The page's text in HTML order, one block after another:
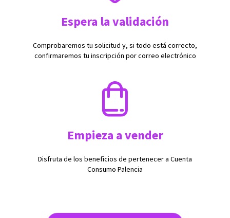
Espera la validación
Comprobaremos tu solicitud y, si todo está correcto,
confirmaremos tu inscripción por correo electrónico
Empieza a vender
Disfruta de los beneficios de pertenecer a Cuenta
Consumo Palencia